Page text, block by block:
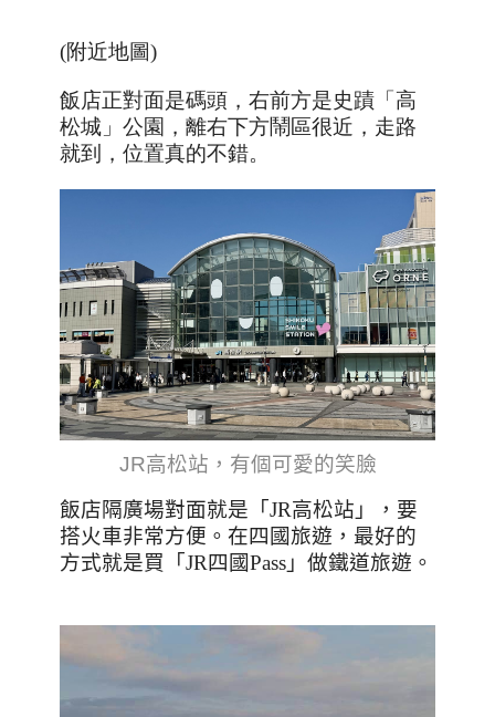
(附近地圖)
飯店正對面是碼頭，右前方是史蹟「高
松城」公園，離右下方鬧區很近，走路
就到，位置真的不錯。
JR高松站，有個可愛的笑臉
飯店隔廣場對面就是「JR高松站」，要
搭火車非常方便。在四國旅遊，最好的
方式就是買「JR四國Pass 」做鐵道旅遊。